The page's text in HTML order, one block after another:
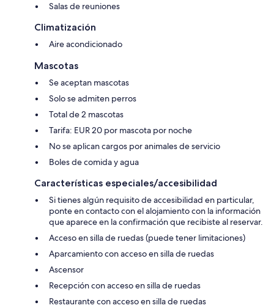
Salas de reuniones
Climatización
Aire acondicionado
Mascotas
Se aceptan mascotas
Solo se admiten perros
Total de 2 mascotas
Tarifa: EUR 20 por mascota por noche
No se aplican cargos por animales de servicio
Boles de comida y agua
Características especiales/accesibilidad
Si tienes algún requisito de accesibilidad en particular,
ponte en contacto con el alojamiento con la información
que aparece en la confirmación que recibiste al reservar.
Acceso en silla de ruedas (puede tener limitaciones)
Aparcamiento con acceso en silla de ruedas
Ascensor
Recepción con acceso en silla de ruedas
Restaurante con acceso en silla de ruedas